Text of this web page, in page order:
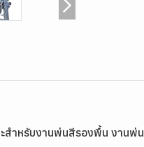
สำหรับงานพ่นสีรองพื้น งาน